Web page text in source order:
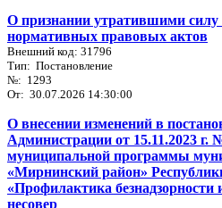
О признании утратившими
нормативных правовых актов
Внешний код: 31796
Тип: Постановление
№: 1293
От: 30.07.2026 14:30:00
О внесении изменений в
Администрации от 15.11.2023 г.
муниципальной программы
«Мирнинский район»
«Профилактика
несовер